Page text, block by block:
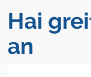
Hai
an